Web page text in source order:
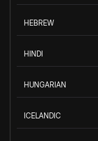
HEBREW
HINDI
HUNGARIAN
ICELANDIC